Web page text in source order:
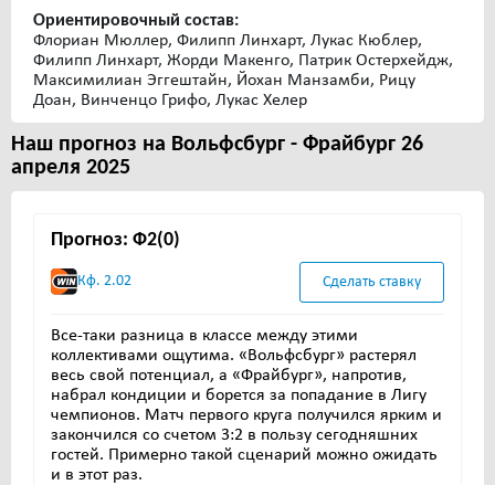
Ориентировочный состав:
Флориан Мюллер, Филипп Линхарт, Лукас Кюблер,
Филипп Линхарт, Жорди Макенго, Патрик Остерхейдж,
Максимилиан Эггештайн, Йохан Манзамби, Рицу
Доан, Винченцо Грифо, Лукас Хелер
Наш прогноз на Вольфсбург - Фрайбург 26
апреля 2025
Прогноз: Ф2(0)
Кф. 2.02 Сделать ставку
Все-таки разница в классе между этими
коллективами ощутима. «Вольфсбург» растерял
весь свой потенциал, а «Фрайбург», напротив,
набрал кондиции и борется за попадание в Лигу
чемпионов. Матч первого круга получился ярким и
закончился со счетом 3:2 в пользу сегодняшних
гостей. Примерно такой сценарий можно ожидать
и в этот раз.